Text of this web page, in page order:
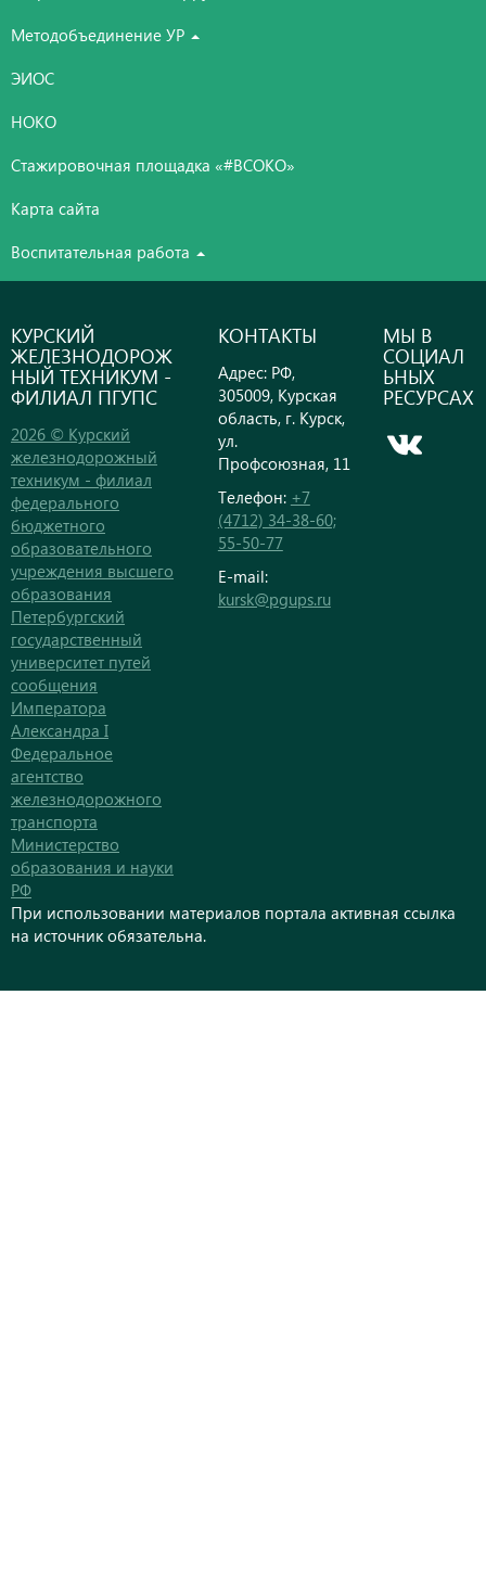
Методобъединение УР
ЭИОС
НОКО
Стажировочная площадка «#ВСОКО»
Карта сайта
Воспитательная работа
КУРСКИЙ
ЖЕЛЕЗНОДОРОЖ
НЫЙ ТЕХНИКУМ -
ФИЛИАЛ ПГУПС
2026 © Курский
железнодорожный
техникум - филиал
федерального
бюджетного
образовательного
учреждения высшего
образования
Петербургский
государственный
университет путей
сообщения
Императора
Александра I
Федеральное
агентство
железнодорожного
транспорта
Министерство
образования и науки
РФ
КОНТАКТЫ
Адрес: РФ,
305009, Курская
область, г. Курск,
ул.
Профсоюзная, 11
Телефон: +7
(4712) 34-38-60;
55-50-77
E-mail:
kursk@pgups.ru
МЫ В
СОЦИАЛ
ЬНЫХ
РЕСУРСАХ
При использовании материалов портала активная ссылка
на источник обязательна.